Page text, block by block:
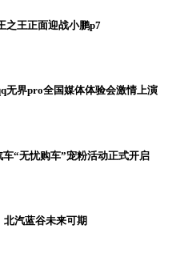
之王正面迎战小鹏p7
无界pro全国媒体体验会激情上演
“无忧购车”宠粉活动正式开启
汽蓝谷未来可期